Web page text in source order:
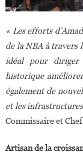
« Les efforts
de la NBA à travers
idéal pour diriger
historique
également de
et les
Commissaire et
Artisan de la